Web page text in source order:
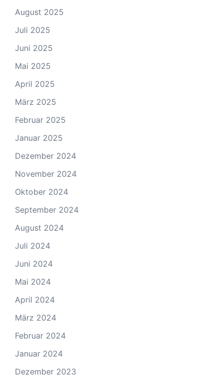
August 2025
Juli 2025
Juni 2025
Mai 2025
April 2025
März 2025
Februar 2025
Januar 2025
Dezember 2024
November 2024
Oktober 2024
September 2024
August 2024
Juli 2024
Juni 2024
Mai 2024
April 2024
März 2024
Februar 2024
Januar 2024
Dezember 2023